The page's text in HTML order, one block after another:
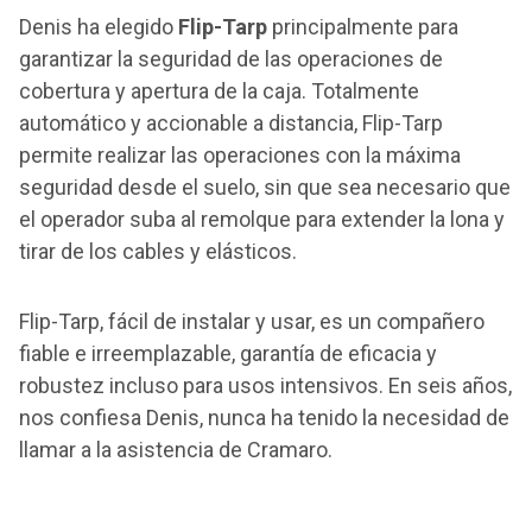
Denis ha elegido Flip-Tarp principalmente para
garantizar la seguridad de las operaciones de
cobertura y apertura de la caja. Totalmente
automático y accionable a distancia, Flip-Tarp
permite realizar las operaciones con la máxima
seguridad desde el suelo, sin que sea necesario que
el operador suba al remolque para extender la lona y
tirar de los cables y elásticos.
Flip-Tarp, fácil de instalar y usar, es un compañero
fiable e irreemplazable, garantía de eficacia y
robustez incluso para usos intensivos. En seis años,
nos confiesa Denis, nunca ha tenido la necesidad de
llamar a la asistencia de Cramaro.